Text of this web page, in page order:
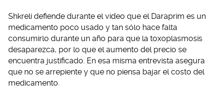
Shkreli defiende durante el video que el Daraprim es un
medicamento poco usado y tan sólo hace falta
consumirlo durante un año para que la toxoplasmosis
desaparezca, por lo que el aumento del precio se
encuentra justificado. En esa misma entrevista asegura
que no se arrepiente y que no piensa bajar el costo del
medicamento.